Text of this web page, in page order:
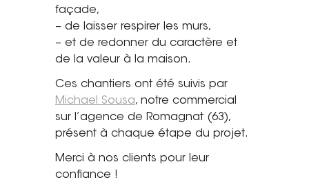
Demander un devis
Tel. 04 82 29 21 82
Contact
Avis clients
Recrutement
façade,
– de laisser respirer les murs,
– et de redonner du caractère et
de la valeur à la maison.
Ces chantiers ont été suivis par
Michael Sousa, notre commercial
sur l’agence de Romagnat (63),
présent à chaque étape du projet.
Merci à nos clients pour leur
confiance !